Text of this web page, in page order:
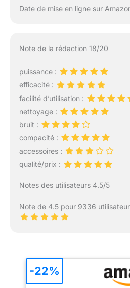
Date de mise en ligne sur
Note de la rédaction 18/20
puissance :
efficacité :
facilité d’utilisation :
nettoyage :
bruit :
compacité :
accessoires :
qualité/prix :
Notes des utilisateurs 4.5/5
Note de 4.5 pour 9336
-22%